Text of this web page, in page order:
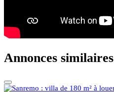
Annonces similaires